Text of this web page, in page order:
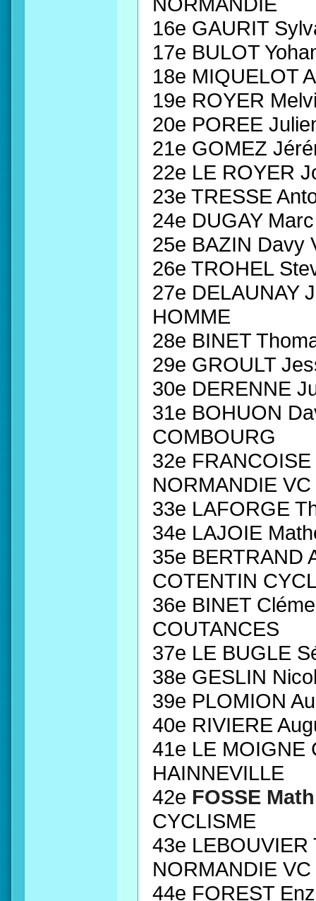
16e GAURIT
17e BULOT
18e MIQUELOT
19e ROYER
20e POREE
21e GOMEZ
22e LE ROYER
23e TRESSE
24e DUGAY
25e BAZIN Davy
26e TROHEL
27e DELAUNAY
HOMME
28e BINET
29e GROULT
30e DERENNE
31e BOHUON
COMBOURG
32e
NORMANDIE VC
33e LAFORGE
34e LAJOIE
35e BERTRAND
COTENTIN
36e BINET
COUTANCES
37e LE BUGLE
38e GESLIN
39e PLOMION
40e RIVIERE
41e LE MOIGNE
HAINNEVILLE
42e FOSSE
CYCLISME
43e LEBOUVIER
NORMANDIE VC
44e FOREST